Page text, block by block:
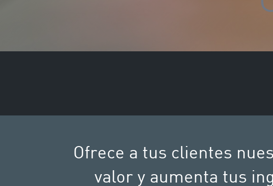
Ofrece a tus clientes
valor y aumenta tus